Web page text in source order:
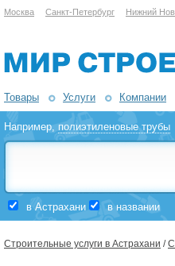
Москва Санкт-Петербург Нижний
Товары Услуги Компании
Например,полиэтиленовые трубы
в Астрахани в названии
Строительные услуги в Астрахани /